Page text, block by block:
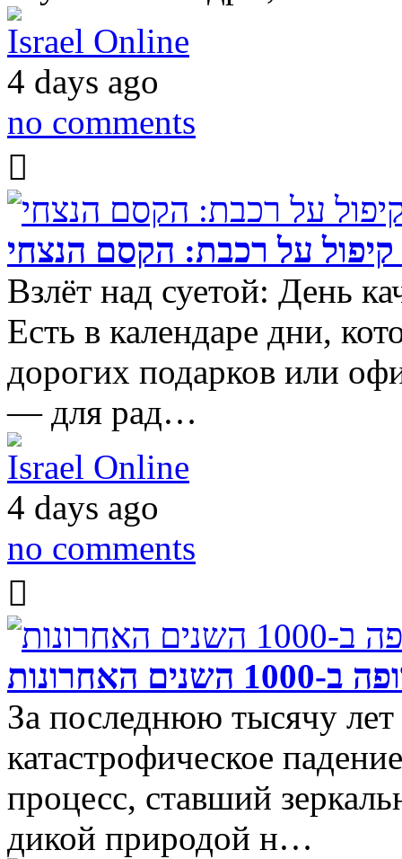
Israel Online
4 days ago
no comments
קיפול על רכבת: הקסם הנצחי
Взлёт над суетой: День
Есть в календаре дни,
дорогих подарков или
— для рад…
Israel Online
4 days ago
no comments
האחרונות
За последнюю тысячу
катастрофическое
процесс, ставший
дикой природой н…